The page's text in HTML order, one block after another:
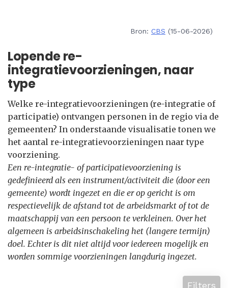
Bron: CBS (15-06-2026)
Lopende re-
integratievoorzieningen, naar
type
Welke re-integratievoorzieningen (re-integratie of
participatie) ontvangen personen in de regio via de
gemeenten? In onderstaande visualisatie tonen we
het aantal re-integratievoorzieningen naar type
voorziening.
Een re-integratie- of participatievoorziening is
gedefinieerd als een instrument/activiteit die (door een
gemeente) wordt ingezet en die er op gericht is om
respectievelijk de afstand tot de arbeidsmarkt of tot de
maatschappij van een persoon te verkleinen. Over het
algemeen is arbeidsinschakeling het (langere termijn)
doel. Echter is dit niet altijd voor iedereen mogelijk en
worden sommige voorzieningen langdurig ingezet.
Filters